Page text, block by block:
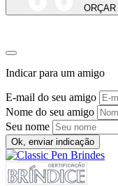
ORÇAR
Indicar para um amigo
E-mail do seu amigo
Nome do seu amigo
Seu nome
Ok, enviar indicação